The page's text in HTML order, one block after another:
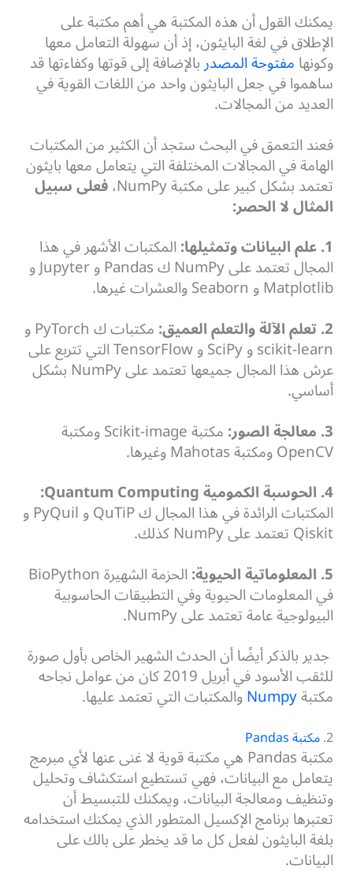
يمكنك القول أن هذه المكتبة هي أهم مكتبة على
الإطلاق في لغة البايثون، إذ أن سهولة التعامل معها
وكونهامفتوحة المصدربالإضافة إلى قوتها وكفاءتها قد
ساهموا في جعل البايثون واحد من اللغات القوية في
العديد من المجالات.
فعند التعمق في البحث ستجد أن الكثير من المكتبات
الهامة في المجالات المختلفة التي يتعامل معها بايثون
تعتمد بشكل كبير على مكتبة NumPy، فعلى سبيل
المثال لا الحصر:
1. علم البيانات وتمثيلها:
المكتبات الأشهر في هذا
المجال تعتمد على NumPy ك Pandas و Jupyter و
Matplotlib و Seaborn والعشرات غيرها.
2. تعلم الآلة والتعلم العميق:
مكتبات ك PyTorch و
scikit-learn و SciPy و TensorFlow التي تتربع على
عرش هذا المجال جميعها تعتمد على NumPy بشكل
أساسي.
3. معالجة الصور:
مكتبة Scikit-image ومكتبة
OpenCV ومكتبة Mahotas وغيرها.
4. الحوسبة الكمومية Quantum Computing:
المكتبات الرائدة في هذا المجال ك QuTiP و PyQuil و
Qiskit تعتمد على NumPy كذلك.
5. المعلوماتية الحيوية:
الحزمة الشهيرة BioPython
في المعلومات الحيوية وفي التطبيقات الحاسوبية
البيولوجية عامة تعتمد على NumPy.
جدير بالذكر أيضًا أن الحدث الشهير الخاص بأول صورة
للثقب الأسود في أبريل 2019 كان من عوامل نجاحه
مكتبةNumpyوالمكتبات التي تعتمد عليها.
2. مكتبة Pandas
مكتبة Pandas هي مكتبة قوية لا غنى عنها لأي مبرمج
يتعامل مع البيانات، فهي تستطيع استكشاف وتحليل
وتنظيف ومعالجة البيانات، ويمكنك للتبسيط أن
تعتبرها برنامج الإكسيل المتطور الذي يمكنك استخدامه
بلغة البايثون لفعل كل ما قد يخطر على بالك على
البيانات.